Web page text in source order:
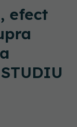
efect